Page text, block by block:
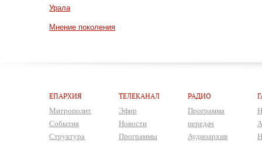
Урала
Мнение поколения
ЕПАРХИЯ
Митрополит
События
Структура
ТЕЛЕКАНАЛ
Эфир
Новости
Программы
РАДИО
Программа
передач
Аудиоархив